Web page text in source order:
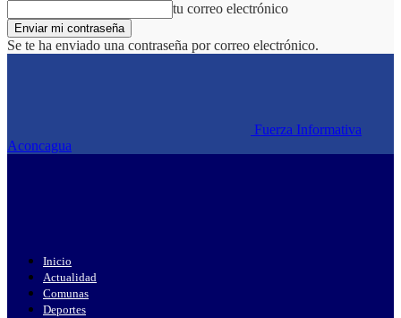
tu correo electrónico
Se te ha enviado una contraseña por correo electrónico.
Fuerza Informativa
Aconcagua
Inicio
Actualidad
Comunas
Deportes